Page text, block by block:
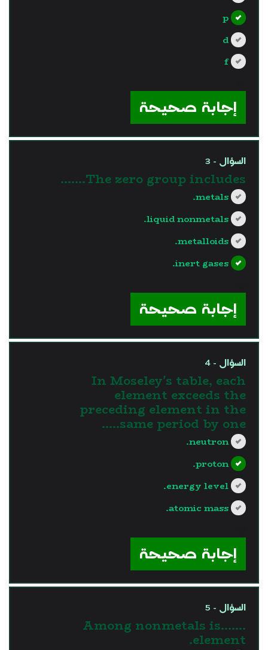
p
d
f
إجابة صحيحة
السؤال - 3
The zero group includes.......
metals.
liquid nonmetals.
metalloids.
inert gases.
إجابة صحيحة
السؤال - 4
In Moseley's table, each
element exceeds the
preceding element in the
same period by one…..
neutron.
proton.
energy level.
atomic mass.
إجابة صحيحة
السؤال - 5
Among nonmetals is…….
element.